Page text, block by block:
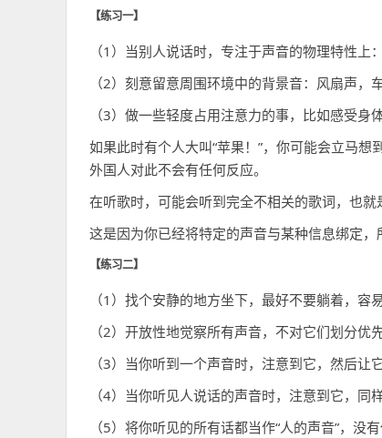
【练习一】
（1）当别人说话时，专注于声音的物理特性
（2）刻意留意周围环境中的背景音：风扇声，
（3）做一些轻度占用注意力的事，比如感受
如果此时有个人大叫“苹果！”，你可能会立马
外国人对此不会有任何反应。
在听歌时，可能会听到完全不相关的歌词，也就
这是因为你已经将特定的声音与某种信息绑定，
【练习二】
（1）找个安静的地方坐下，最好不要躺着，容
（2）开放性地觉察所有声音，不对它们划分优
（3）当你听到一个声音时，注意到它，然后
（4）当你听见人说话的声音时，注意到它，同
（5）将你听见的所有话都当作“人的声音”，没